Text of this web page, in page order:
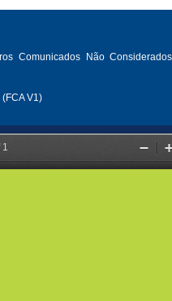
Comunicados Não
V1)